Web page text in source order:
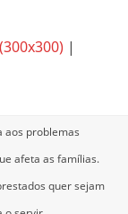
|
aos problemas
afeta as famílias.
quer sejam